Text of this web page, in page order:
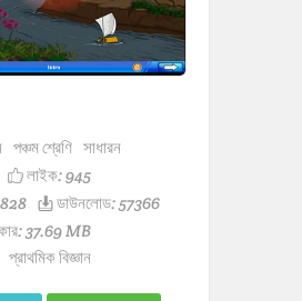
পঞ্চম শ্রেণি সাধারন
লাইক:945
ডাউনলোড: 57366
37.69 MB
প্রাথমিক বিজ্ঞান